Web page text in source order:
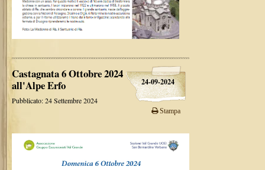
24-09-2024
Castagnata 6 Ottobre 2024
all'Alpe Erfo
Pubblicato: 24 Settembre 2024
Stampa